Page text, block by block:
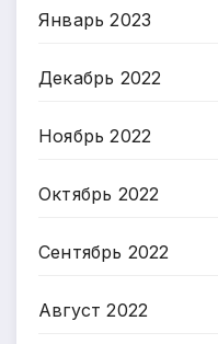
Январь 2023
Декабрь 2022
Ноябрь 2022
Октябрь 2022
Сентябрь 2022
Август 2022